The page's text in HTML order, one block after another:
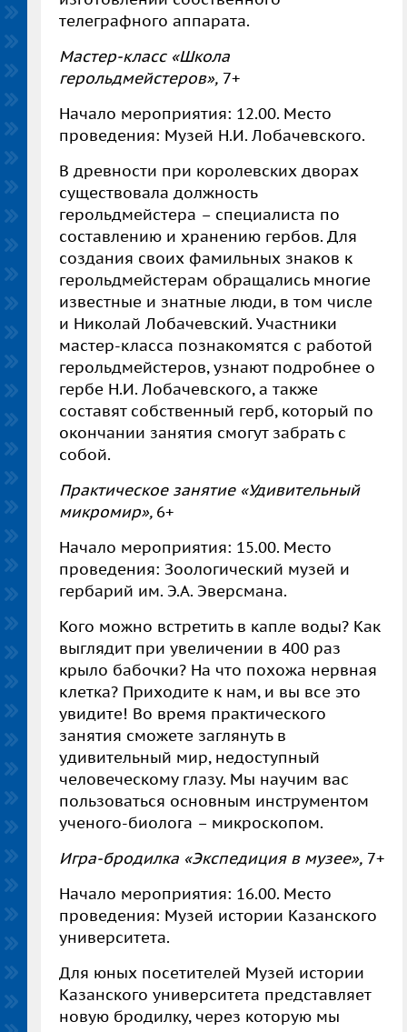
телеграфного аппарата.
Мастер-класс «Школа
герольдмейстеров», 7+
Начало мероприятия: 12.00. Место
проведения: Музей Н.И. Лобачевского.
В древности при королевских дворах
существовала должность
герольдмейстера – специалиста по
составлению и хранению гербов. Для
создания своих фамильных знаков к
герольдмейстерам обращались многие
известные и знатные люди, в том числе
и Николай Лобачевский. Участники
мастер-класса познакомятся с работой
герольдмейстеров, узнают подробнее о
гербе Н.И. Лобачевского, а также
составят собственный герб, который по
окончании занятия смогут забрать с
собой.
Практическое занятие «Удивительный
микромир», 6+
Начало мероприятия: 15.00. Место
проведения: Зоологический музей и
гербарий им. Э.А. Эверсмана.
Кого можно встретить в капле воды? Как
выглядит при увеличении в 400 раз
крыло бабочки? На что похожа нервная
клетка? Приходите к нам, и вы все это
увидите! Во время практического
занятия сможете заглянуть в
удивительный мир, недоступный
человеческому глазу. Мы научим вас
пользоваться основным инструментом
ученого-биолога – микроскопом.
Игра-бродилка «Экспедиция в музее», 7+
Начало мероприятия: 16.00. Место
проведения: Музей истории Казанского
университета.
Для юных посетителей Музей истории
Казанского университета представляет
новую бродилку, через которую мы